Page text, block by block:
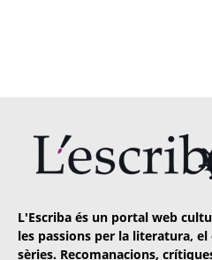
L'Escriba és un portal web
les passions per la literatura,
sèries. Recomanacions,